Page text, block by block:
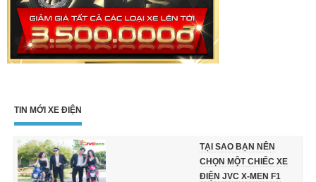
TIN MỚI XE ĐIỆN
TẠI SAO BẠN NÊN
CHỌN MỘT CHIẾC XE
ĐIỆN JVC X-MEN F1